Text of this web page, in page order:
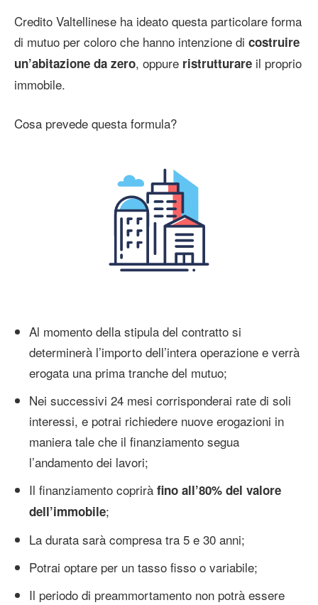
Credito Valtellinese ha ideato questa particolare forma
di mutuo per coloro che hanno intenzione di costruire
un’abitazione da zero, oppure ristrutturare il proprio
immobile.
Cosa prevede questa formula?
Al momento della stipula del contratto si
determinerà l’importo dell’intera operazione e verrà
erogata una prima tranche del mutuo;
Nei successivi 24 mesi corrisponderai rate di soli
interessi, e potrai richiedere nuove erogazioni in
maniera tale che il finanziamento segua
l’andamento dei lavori;
Il finanziamento coprirà fino all’80% del valore
dell’immobile;
La durata sarà compresa tra 5 e 30 anni;
Potrai optare per un tasso fisso o variabile;
Il periodo di preammortamento non potrà essere